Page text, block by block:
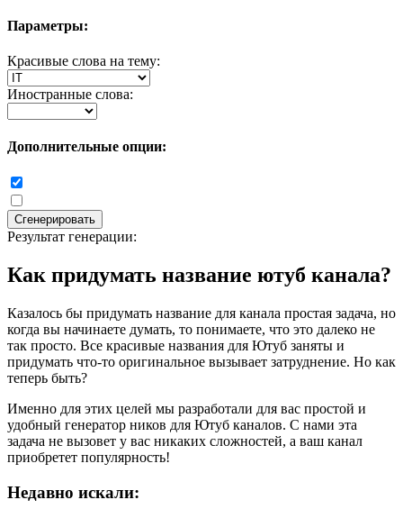
Параметры:
Красивые слова на тему:
Иностранные слова:
Дополнительные опции:
Сгенерировать
Результат генерации:
Как придумать название ютуб канала?
Казалось бы придумать название для канала простая задача, но
когда вы начинаете думать, то понимаете, что это далеко не
так просто. Все красивые названия для Ютуб заняты и
придумать что-то оригинальное вызывает затруднение. Но как
теперь быть?
Именно для этих целей мы разработали для вас простой и
удобный генератор ников для Ютуб каналов. С нами эта
задача не вызовет у вас никаких сложностей, а ваш канал
приобретет популярность!
Недавно искали: